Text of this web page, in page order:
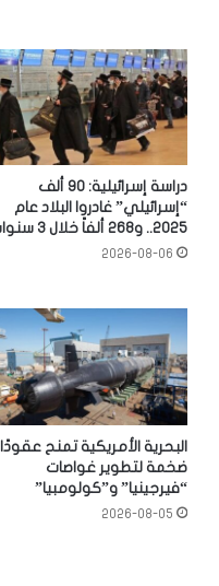
دراسة إسرائيلية: 90 ألف
“إسرائيلي” غادروا البلاد عام
2025.. و268 ألفاً خلال 3 سنوات
2026-08-06
البحرية الأمريكية تمنح عقودًا
ضخمة لتطوير غواصات
“فيرجينيا” و”كولومبيا”
2026-08-05